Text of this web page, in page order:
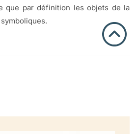
que par définition les objets de la
POÈTE 11